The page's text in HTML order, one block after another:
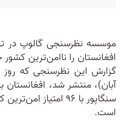
موسسه نظرسنجی گالوپ در
افغانستان را ناامن‌ترین
سنگاپور با ۹۶
است.